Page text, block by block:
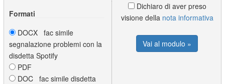
Formati
DOCX fac simile
segnalazione problemi con la
disdetta Spotify
PDF
DOC fac simile disdetta
Dichiaro di aver preso
visione della nota informativa
Vai al modulo »